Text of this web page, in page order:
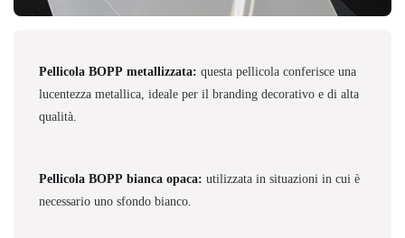
Pellicola BOPP metallizzata: questa pellicola conferisce una
lucentezza metallica, ideale per il branding decorativo e di alta
qualità.
Pellicola BOPP bianca opaca: utilizzata in situazioni in cui è
necessario uno sfondo bianco.